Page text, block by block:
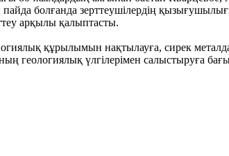
болғанда зерттеушілердің
арқылы қалыптасты.
құрылымын нақтылауға, сирек
геологиялық үлгілерімен салыстыруға